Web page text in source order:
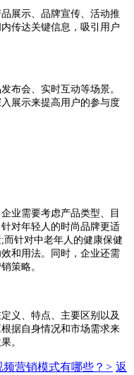
展示、品牌宣传、活动推
传达关键信息，吸引用户
会、实时互动等场景。
展示来提高用户的参与度
业需要考虑产品类型、目
对年轻人的时尚品牌更适
针对中老年人的健康保健
和用法。同时，企业还需
策略。
义、特点、主要区别以及
据自身情况和市场需求来
。
营销模式有哪些？ > 返